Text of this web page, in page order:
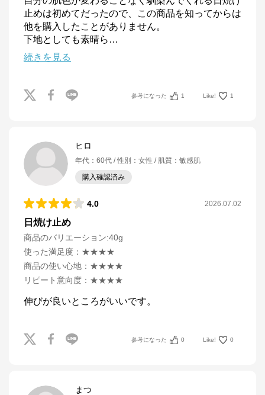
止めは初めてだったので、この商品を知ってからは
他を購入したことがありません。
下地としても素晴ら …
続きを見る
参考になった 1 Like! 1
ヒロ
年代 ： 60代 性別 ： 女性 肌質 ： 敏感肌
購入確認済み
4.0 2026.07.02
日焼け止め
商品のバリエーション:40g
使った満足度 ： ★★★★
商品の使い心地 ： ★★★★
リピート意向度 ： ★★★★
伸びが良いところがいいです。
参考になった 0 Like! 0
まつ